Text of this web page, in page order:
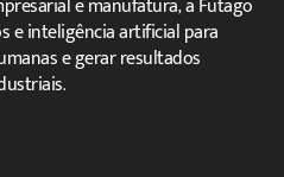
e inteligência artificial para
e gerar resultados